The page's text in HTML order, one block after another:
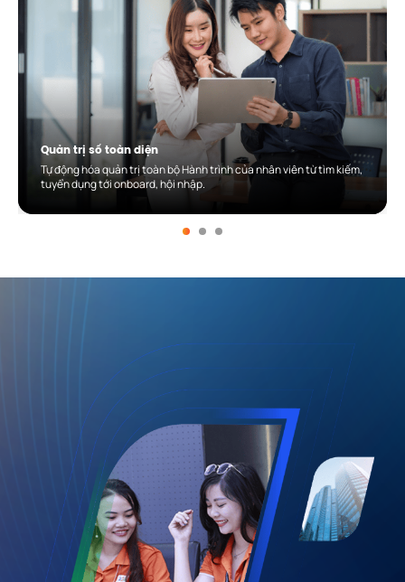
Quản trị số toàn diện
Tự động hóa quản trị toàn bộ Hành trình của nhân viên từ tìm kiếm,
tuyển dụng tới onboard, hội nhập.